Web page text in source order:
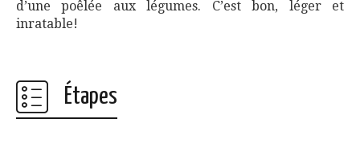
d’une poêlée aux légumes. C’est bon, léger et
inratable!
Étapes